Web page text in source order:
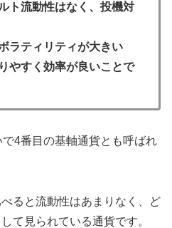
ト流動性はなく、投機対
ラティリティが大きい
やすく効率が良いことで
4番目の基軸通貨とも呼ばれ
ると流動性はあまりなく、ど
て見られている通貨です。